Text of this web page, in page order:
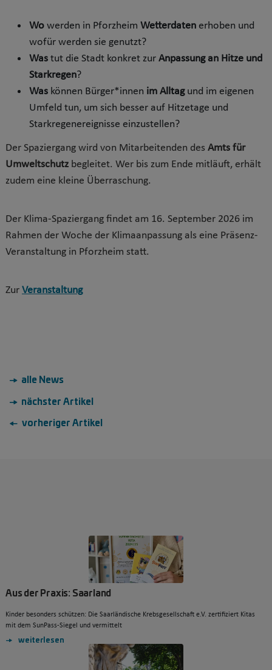
Wo werden in Pforzheim Wetterdaten erhoben und
wofür werden sie genutzt?
Was tut die Stadt konkret zur Anpassung an Hitze und
Starkregen?
Was können Bürger*innen im Alltagund im eigenen
Umfeld tun, um sich besser auf Hitzetage und
Starkregenereignisse einzustellen?
Der Spaziergang wird von Mitarbeitenden des Amts für
Umweltschutz begleitet. Wer bis zum Ende mitläuft, erhält
zudem eine kleine Überraschung.
Der Klima-Spaziergang findet am 16. September 2026 im
Rahmen der Woche der Klimaanpassung als eine Präsenz-
Veranstaltung in Pforzheim statt.
Zur Veranstaltung
→ alle News
→ nächster Artikel
← vorheriger Artikel
Aus der Praxis: Saarland
Kinder besonders schützen: Die Saarländische Krebsgesellschaft e.V. zertifiziert Kitas
mit dem SunPass-Siegel und vermittelt
weiterlesen